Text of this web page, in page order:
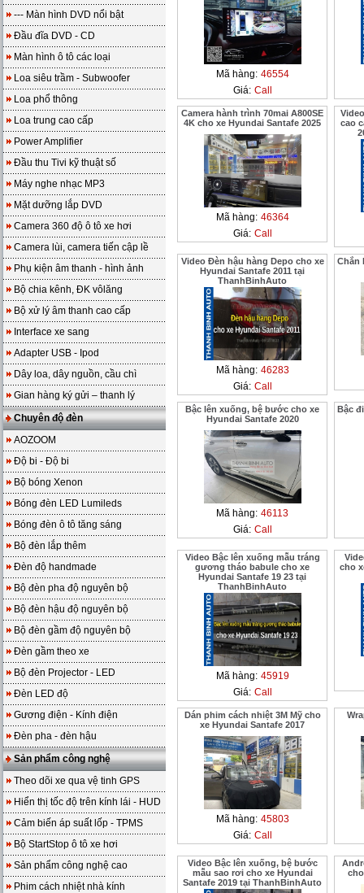
--- Màn hình DVD nổi bật
Đầu đĩa DVD - CD
Màn hình ô tô các loại
Loa siêu trầm - Subwoofer
Loa phổ thông
Loa trung cao cấp
Power Amplifier
Đầu thu Tivi kỹ thuật số
Máy nghe nhạc MP3
Mặt dưỡng lắp DVD
Camera 360 độ ô tô xe hơi
Camera lùi, camera tiến cập lề
Phụ kiện âm thanh - hình ảnh
Bộ chia kênh, ĐK vôlăng
Bộ xử lý âm thanh cao cấp
Interface xe sang
Adapter USB - Ipod
Dây loa, dây nguồn, cầu chì
Gian hàng ký gửi – thanh lý
Chuyên độ đèn
AOZOOM
Độ bi - Độ bi
Bộ bóng Xenon
Bóng đèn LED Lumileds
Bóng đèn ô tô tăng sáng
Bộ đèn lắp thêm
Đèn độ handmade
Bộ đèn pha độ nguyên bộ
Bộ đèn hậu độ nguyên bộ
Bộ đèn gầm độ nguyên bộ
Đèn gầm theo xe
Bộ đèn Projector - LED
Đèn LED độ
Gương điện - Kính điện
Đèn pha - đèn hậu
Sản phẩm công nghệ
Theo dõi xe qua vệ tinh GPS
Hiển thị tốc độ trên kính lái - HUD
Cảm biến áp suất lốp - TPMS
Bộ StartStop ô tô xe hơi
Sản phẩm công nghệ cao
Phim cách nhiệt nhà kính
Mã hàng: 46554
Giá: Call
Camera hành trình 70mai A800SE
4K cho xe Hyundai Santafe 2025
Mã hàng: 46364
Giá: Call
cao
Video Đèn hậu hàng Depo cho xe
Hyundai Santafe 2011 tại
ThanhBinhAuto
Mã hàng: 46283
Giá: Call
Chắn
Bậc lên xuống, bệ bước cho xe
Hyundai Santafe 2020
Mã hàng: 46113
Giá: Call
Bậc
Video Bậc lên xuống mẫu tráng
gương tháo babule cho xe
Hyundai Santafe 19 23 tại
ThanhBinhAuto
Mã hàng: 45919
Giá: Call
cho
Dán phim cách nhiệt 3M Mỹ cho
xe Hyundai Santafe 2017
Mã hàng: 45803
Giá: Call
Video Bậc lên xuống, bệ bước
mẫu sao rơi cho xe Hyundai
Santafe 2019 tại ThanhBinhAuto